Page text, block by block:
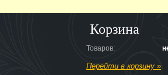
Корзина
Товаров:
Перейти в корзину »